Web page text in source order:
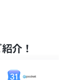
ンエラーの防
介！